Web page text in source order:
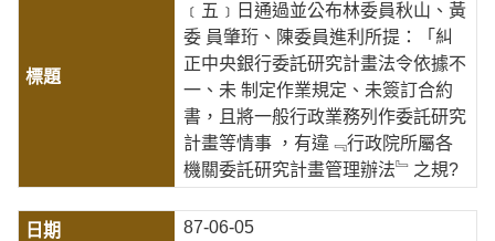
﹝五﹞日通過並公布林委員秋山、黃
委 員肇珩、陳委員進利所提：「糾
正中央銀行委託研究計畫法令依據不
一、未 制定作業規定、未簽訂合約
書，且將一般行政業務列作委託研究
計畫等情事 ，有違﹃行政院所屬各
機關委託研究計畫管理辦法﹄之規?
87-06-05